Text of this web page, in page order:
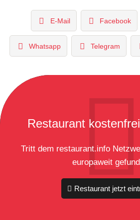
E-Mail Facebook
Whatsapp Telegram
Restaurant
Tritt dem restaurant.info
europaweit
Restaurant jetzt